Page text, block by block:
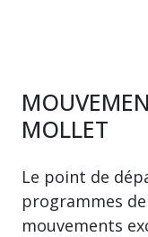
MOLLET
Le point de
programmes
mouvements